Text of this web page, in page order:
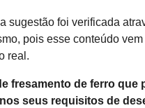
sugestão foi verificada
pois esse conteúdo
real.
fresamento de ferro que
seus requisitos de